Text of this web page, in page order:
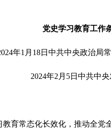
党史学习教育工作
年1月18日中共中央政治局
2024年2月5日中共中央
常态化长效化，推动全党